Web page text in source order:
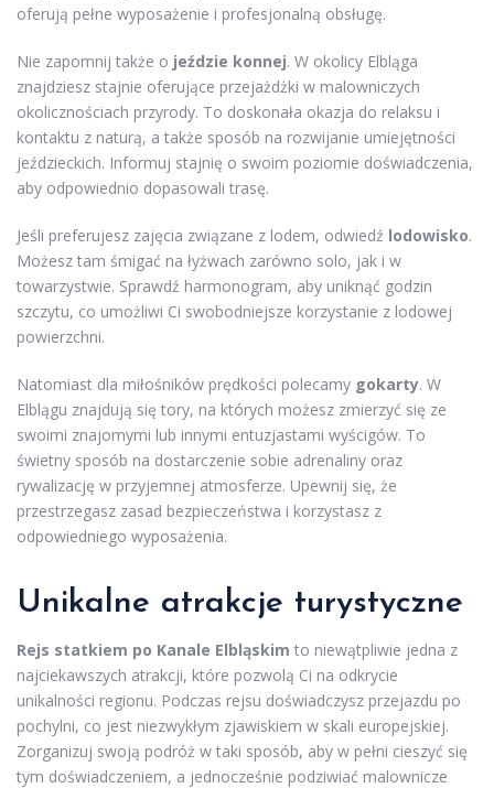
oferują pełne wyposażenie i profesjonalną obsługę.
Nie zapomnij także o jeździe konnej. W okolicy Elbląga
znajdziesz stajnie oferujące przejażdżki w malowniczych
okolicznościach przyrody. To doskonała okazja do relaksu i
kontaktu z naturą, a także sposób na rozwijanie umiejętności
jeździeckich. Informuj stajnię o swoim poziomie doświadczenia,
aby odpowiednio dopasowali trasę.
Jeśli preferujesz zajęcia związane z lodem, odwiedź lodowisko.
Możesz tam śmigać na łyżwach zarówno solo, jak i w
towarzystwie. Sprawdź harmonogram, aby uniknąć godzin
szczytu, co umożliwi Ci swobodniejsze korzystanie z lodowej
powierzchni.
Natomiast dla miłośników prędkości polecamy gokarty. W
Elblągu znajdują się tory, na których możesz zmierzyć się ze
swoimi znajomymi lub innymi entuzjastami wyścigów. To
świetny sposób na dostarczenie sobie adrenaliny oraz
rywalizację w przyjemnej atmosferze. Upewnij się, że
przestrzegasz zasad bezpieczeństwa i korzystasz z
odpowiedniego wyposażenia.
Unikalne atrakcje turystyczne
Rejs statkiem po Kanale Elbląskim to niewątpliwie jedna z
najciekawszych atrakcji, które pozwolą Ci na odkrycie
unikalności regionu. Podczas rejsu doświadczysz przejazdu po
pochylni, co jest niezwykłym zjawiskiem w skali europejskiej.
Zorganizuj swoją podróż w taki sposób, aby w pełni cieszyć się
tym doświadczeniem, a jednocześnie podziwiać malownicze